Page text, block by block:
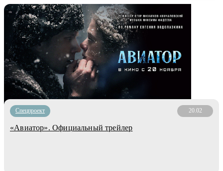
Спецпроект 20.02
«Авиатор». Официальный трейлер